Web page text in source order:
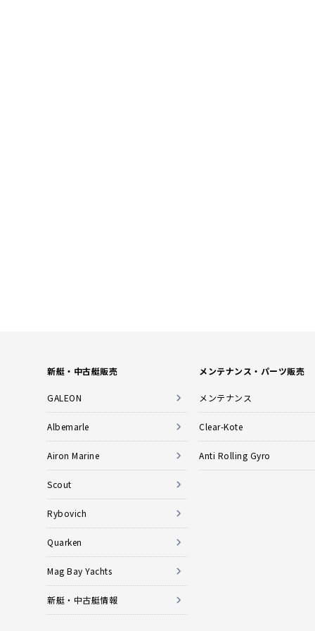
新艇・中古艇販売
GALEON
Albemarle
Airon Marine
Scout
Rybovich
Quarken
Mag Bay Yachts
新艇・中古艇情報
メンテナンス・パーツ販売
メンテナンス
Clear-Kote
Anti Rolling Gyro